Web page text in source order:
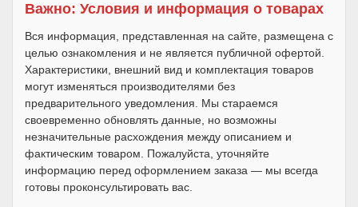
Важно: Условия и информация о товарах
Вся информация, представленная на сайте, размещена с
целью ознакомления и не является публичной офертой.
Характеристики, внешний вид и комплектация товаров
могут изменяться производителями без
предварительного уведомления. Мы стараемся
своевременно обновлять данные, но возможны
незначительные расхождения между описанием и
фактическим товаром. Пожалуйста, уточняйте
информацию перед оформлением заказа — мы всегда
готовы проконсультировать вас.